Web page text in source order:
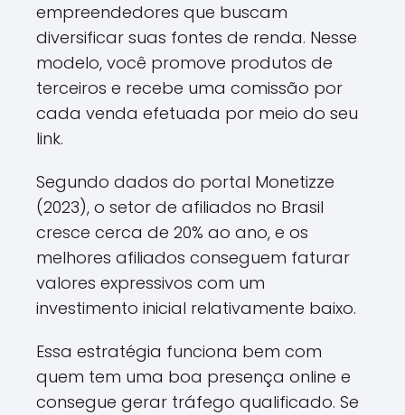
empreendedores que buscam
diversificar suas fontes de renda. Nesse
modelo, você promove produtos de
terceiros e recebe uma comissão por
cada venda efetuada por meio do seu
link.
Segundo dados do portal Monetizze
(2023), o setor de afiliados no Brasil
cresce cerca de 20% ao ano, e os
melhores afiliados conseguem faturar
valores expressivos com um
investimento inicial relativamente baixo.
Essa estratégia funciona bem com
quem tem uma boa presença online e
consegue gerar tráfego qualificado. Se